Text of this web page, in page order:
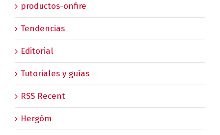
productos-onfire
Tendencias
Editorial
Tutoriales y guías
RSS Recent
Hergóm